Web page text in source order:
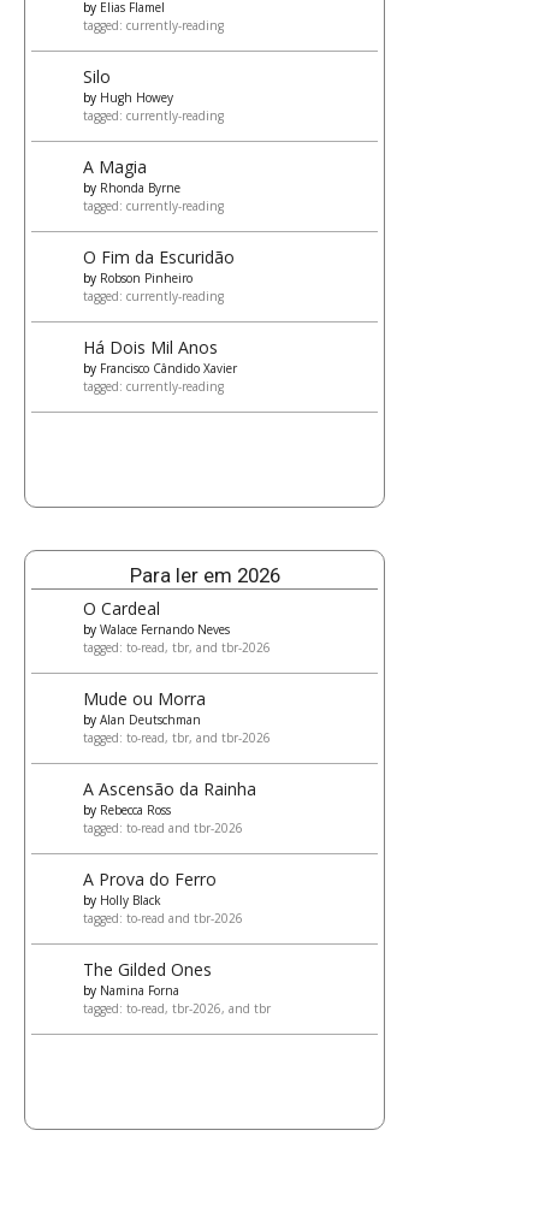
by Elias Flamel
tagged: currently-reading
Silo
by Hugh Howey
tagged: currently-reading
A Magia
by Rhonda Byrne
tagged: currently-reading
O Fim da Escuridão
by Robson Pinheiro
tagged: currently-reading
Há Dois Mil Anos
by Francisco Cândido Xavier
tagged: currently-reading
Para ler em 2026
O Cardeal
by Walace Fernando Neves
tagged: to-read, tbr, and tbr-2026
Mude ou Morra
by Alan Deutschman
tagged: to-read, tbr, and tbr-2026
A Ascensão da Rainha
by Rebecca Ross
tagged: to-read and tbr-2026
A Prova do Ferro
by Holly Black
tagged: to-read and tbr-2026
The Gilded Ones
by Namina Forna
tagged: to-read, tbr-2026, and tbr